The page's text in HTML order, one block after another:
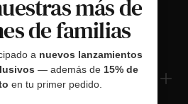
más de
de familias
a nuevos lanzamientos
— además de 15% de
en tu primer pedido.